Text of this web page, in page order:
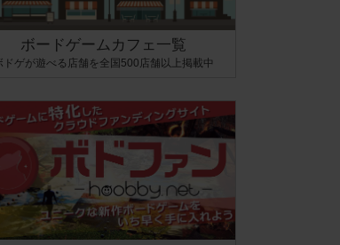
ボードゲームカフェ一覧
ドゲが遊べる店舗を全国500店舗以上掲載中